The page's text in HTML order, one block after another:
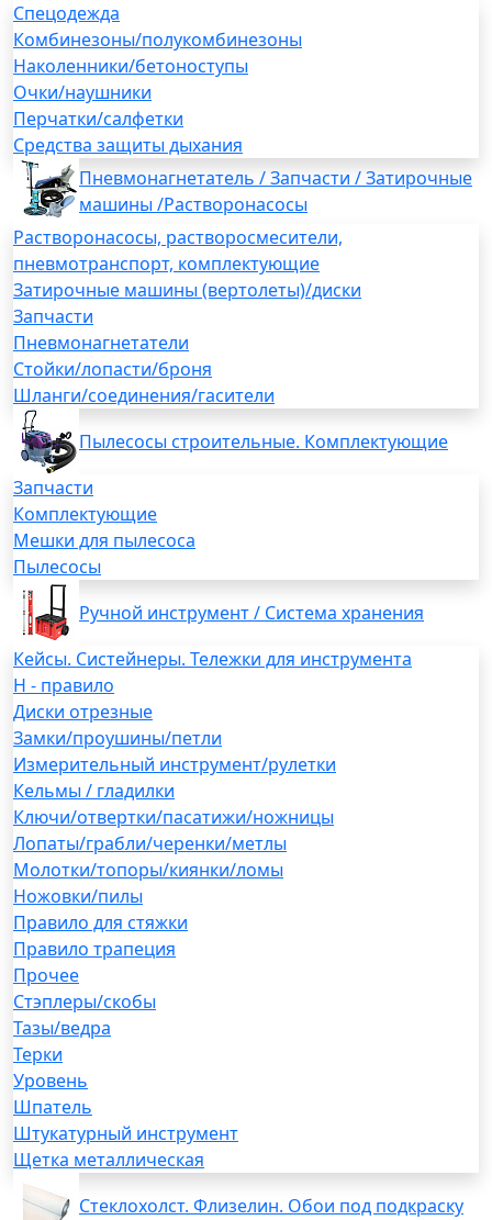
Спецодежда
Комбинезоны/полукомбинезоны
Наколенники/бетоноступы
Очки/наушники
Перчатки/салфетки
Средства защиты дыхания
Пневмонагнетатель / Запчасти / Затирочные
машины /Растворонасосы
Растворонасосы, растворосмесители,
пневмотранспорт, комплектующие
Затирочные машины (вертолеты)/диски
Запчасти
Пневмонагнетатели
Стойки/лопасти/броня
Шланги/соединения/гасители
Пылесосы строительные. Комплектующие
Запчасти
Комплектующие
Мешки для пылесоса
Пылесосы
Ручной инструмент / Система хранения
Кейсы. Систейнеры. Тележки для инструмента
H - правило
Диски отрезные
Замки/проушины/петли
Измерительный инструмент/рулетки
Кельмы / гладилки
Ключи/отвертки/пасатижи/ножницы
Лопаты/грабли/черенки/метлы
Молотки/топоры/киянки/ломы
Ножовки/пилы
Правило для стяжки
Правило трапеция
Прочее
Стэплеры/скобы
Тазы/ведра
Терки
Уровень
Шпатель
Штукатурный инструмент
Щетка металлическая
Стеклохолст. Флизелин. Обои под подкраску